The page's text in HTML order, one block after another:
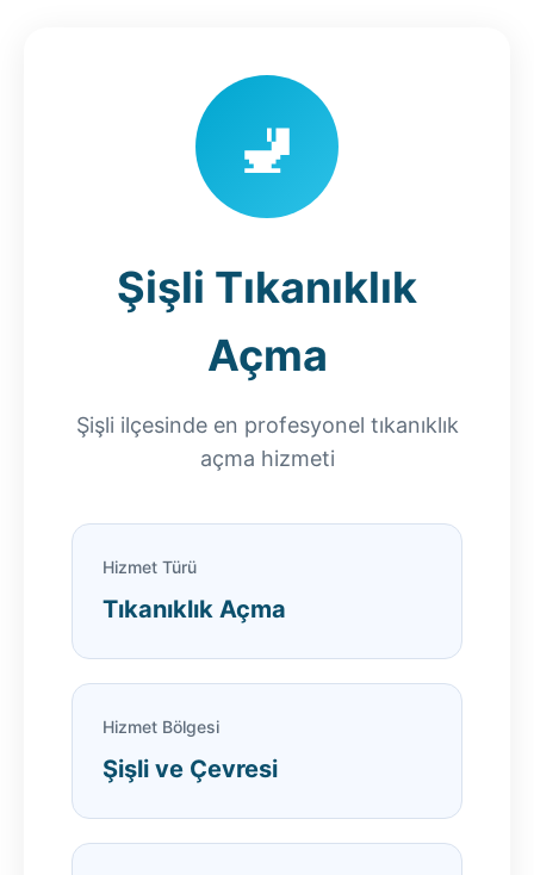
🚽
Şişli Tıkanıklık
Açma
Şişli ilçesinde en profesyonel tıkanıklık
açma hizmeti
Hizmet Türü
Tıkanıklık Açma
Hizmet Bölgesi
Şişli ve Çevresi